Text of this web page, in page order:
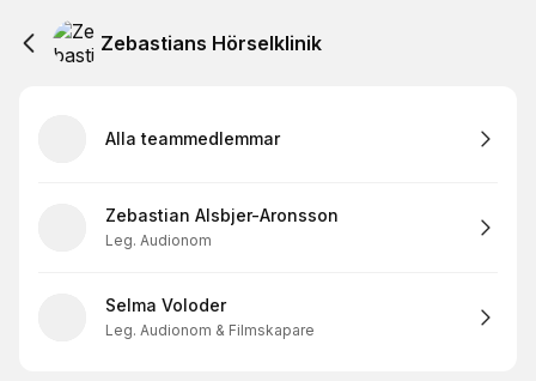
Zebastians Hörselklinik
Alla teammedlemmar
Zebastian Alsbjer-Aronsson
Leg. Audionom
Selma Voloder
Leg. Audionom & Filmskapare